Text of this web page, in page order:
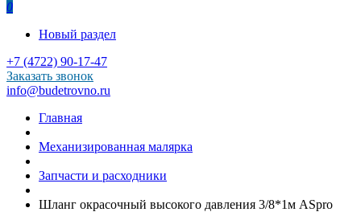
0
Новый раздел
+7 (4722) 90-17-47
Заказать звонок
info@budetrovno.ru
Главная
Механизированная малярка
Запчасти и расходники
Шланг окрасочный высокого давления 3/8*1м ASpro